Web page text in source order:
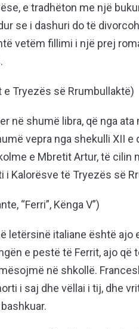
e tradhëton me një
se i dashuri do të
vetëm fillimi i një prej
e Tryezës së Rrumbullaktë)
në shumë libra, që nga
vepra nga shekulli XII
e Mbretit Artur, të cilin
i Kalorësve të Tryezës së
“Ferri”, Kënga V”)
letërsinë italiane është ajo
e pestë të Ferrit, ajo
në shkollë.
i saj dhe vëllai i tij, dhe